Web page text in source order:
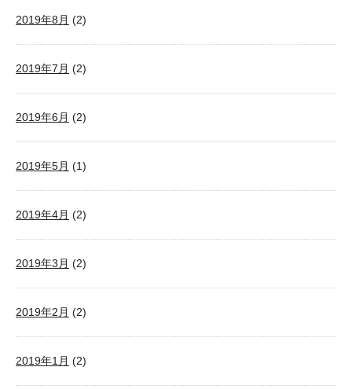
2019年8月 (2)
2019年7月 (2)
2019年6月 (2)
2019年5月 (1)
2019年4月 (2)
2019年3月 (2)
2019年2月 (2)
2019年1月 (2)